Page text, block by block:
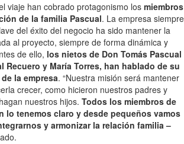
viaje han cobrado protagonismo los miembros
de la familia Pascual. La empresa siempre
del éxito del negocio ha sido mantener la
al proyecto, siempre de forma dinámica y
de ello, los nietos de Don Tomás Pascual
Recuero y María Torres, han hablado de su
la empresa. “Nuestra misión será mantener
crecer, como hicieron nuestros padres y
nuestros hijos. Todos los miembros de
lo tenemos claro y desde pequeños vamos
y armonizar la relación familia –